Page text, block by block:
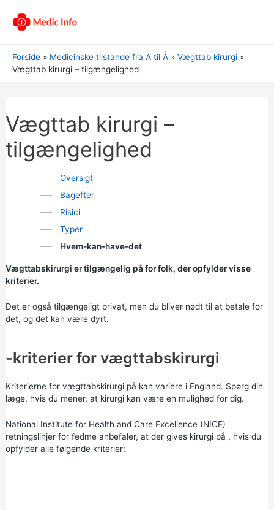
Forside Medicinske tilstande fra A til Å
Vægttab kirurgi
Vægttab kirurgi – tilgængelighed
Vægttab kirurgi –
tilgængelighed
Oversigt
Bagefter
Risici
Typer
Hvem-kan-have-det
Vægttabskirurgi er tilgængelig på for folk, der opfylder visse
kriterier.
Det er også tilgængeligt privat, men du bliver nødt til at betale for
det, og det kan være dyrt.
-kriterier for vægttabskirurgi
Kriterierne for vægttabskirurgi på kan variere i England. Spørg din
læge, hvis du mener, at kirurgi kan være en mulighed for dig.
National Institute for Health and Care Excellence (NICE)
retningslinjer for fedme anbefaler, at der gives kirurgi på , hvis du
opfylder alle følgende kriterier: